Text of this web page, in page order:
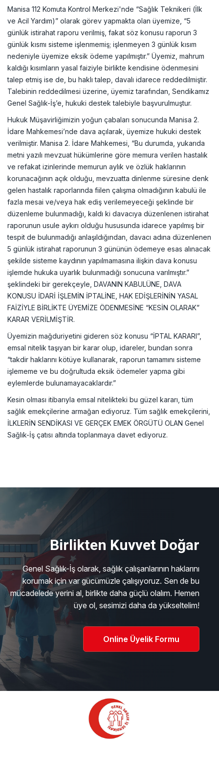
Manisa 112 Komuta Kontrol Merkezi'nde “Sağlık Teknikeri (İlk
ve Acil Yardım)” olarak görev yapmakta olan üyemize, “5
günlük istirahat raporu verilmiş, fakat söz konusu raporun 3
günlük kısmı sisteme işlenmemiş; işlenmeyen 3 günlük kısım
nedeniyle üyemize eksik ödeme yapılmıştır.” Üyemiz, mahrum
kaldığı kısımların yasal faiziyle birlikte kendisine ödenmesini
talep etmiş ise de, bu haklı talep, davalı idarece reddedilmiştir.
Talebinin reddedilmesi üzerine, üyemiz tarafından, Sendikamız
Genel Sağlık-İş’e, hukuki destek talebiyle başvurulmuştur.
Hukuk Müşavirliğimizin yoğun çabaları sonucunda Manisa 2.
İdare Mahkemesi’nde dava açılarak, üyemize hukuki destek
verilmiştir. Manisa 2. İdare Mahkemesi, “Bu durumda, yukarıda
metni yazılı mevzuat hükümlerine göre memura verilen hastalık
ve refakat izinlerinde memurun aylık ve özlük haklarının
korunacağının açık olduğu, mevzuatta dinlenme süresine denk
gelen hastalık raporlarında fiilen çalışma olmadığının kabulü ile
fazla mesai ve/veya hak ediş verilemeyeceği şeklinde bir
düzenleme bulunmadığı, kaldı ki davacıya düzenlenen istirahat
raporunun usule aykırı olduğu hususunda idarece yapılmış bir
tespit de bulunmadığı anlaşıldığından, davacı adına düzenlenen
5 günlük istirahat raporunun 3 gününün ödemeye esas alınacak
şekilde sisteme kaydının yapılmamasına ilişkin dava konusu
işlemde hukuka uyarlık bulunmadığı sonucuna varılmıştır.”
şeklindeki bir gerekçeyle, DAVANIN KABULÜNE, DAVA
KONUSU İDARİ İŞLEMİN İPTALİNE, HAK EDİŞLERİNİN YASAL
FAİZİYLE BİRLİKTE ÜYEMİZE ÖDENMESİNE “KESİN OLARAK”
KARAR VERİLMİŞTİR.
Üyemizin mağduriyetini gideren söz konusu “İPTAL KARARI”,
emsal nitelik taşıyan bir karar olup, idareler, bundan sonra
“takdir haklarını kötüye kullanarak, raporun tamamını sisteme
işlememe ve bu doğrultuda eksik ödemeler yapma gibi
eylemlerde bulunamayacaklardır.”
Kesin olması itibarıyla emsal nitelikteki bu güzel kararı, tüm
sağlık emekçilerine armağan ediyoruz. Tüm sağlık emekçilerini,
İLKLERİN SENDİKASI VE GERÇEK EMEK ÖRGÜTÜ OLAN Genel
Sağlık-İş çatısı altında toplanmaya davet ediyoruz.
Birlikten Kuvvet Doğar
Genel Sağlık-İş olarak, sağlık çalışanlarının haklarını
korumak için var gücümüzle çalışıyoruz. Sen de bu
mücadelede yerini al, birlikte daha güçlü olalım. Hemen
üye ol, sesimizi daha da yükseltelim!
Online Üyelik Formu